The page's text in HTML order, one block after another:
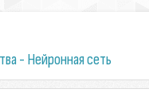
- Нейронная сеть